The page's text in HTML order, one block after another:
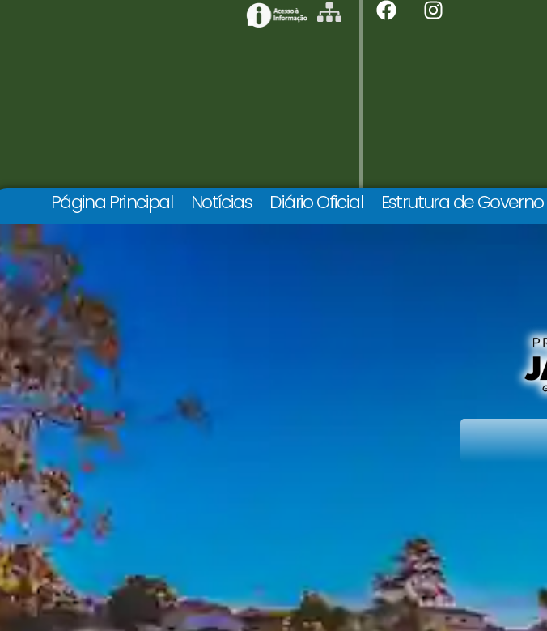
Página Principal Notícias Diário Oficial Estrutura de Governo